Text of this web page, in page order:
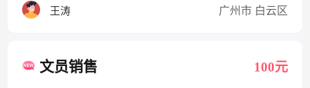
王涛 广州市 白云区
文员销售 100元